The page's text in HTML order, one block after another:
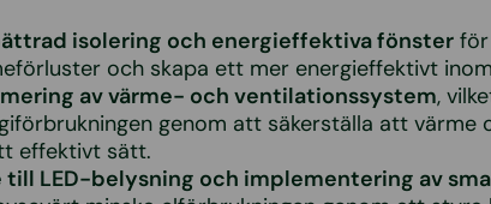
isolering och energieffektiva fönster
och skapa ett mer energieffektivt
av värme- och ventilationssystem,
genom att säkerställa att värme
effektivt sätt.
till LED-belysning och implementering av